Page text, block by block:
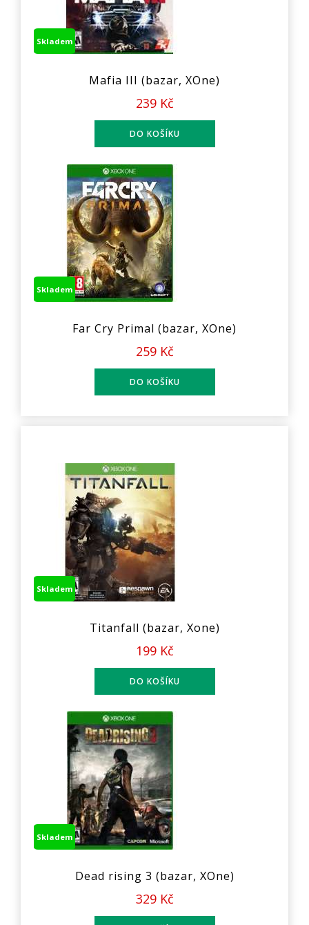
Skladem
Mafia III (bazar, XOne)
239 Kč
Skladem
Far Cry Primal (bazar, XOne)
259 Kč
Skladem
Titanfall (bazar, Xone)
199 Kč
Skladem
Dead rising 3 (bazar, XOne)
329 Kč